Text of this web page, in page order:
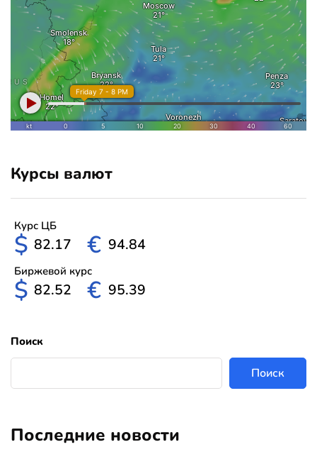
Курсы валют
Курс ЦБ
$ 82.17 € 94.84
Биржевой курс
$ 82.52 € 95.39
Поиск
Поиск
Последние новости